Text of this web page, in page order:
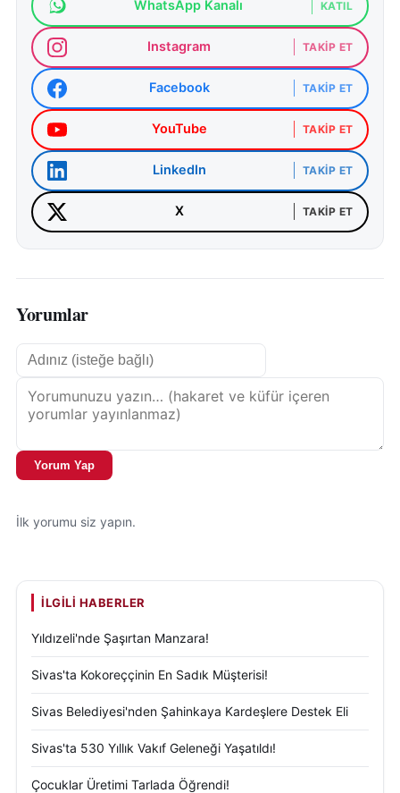
çevresindeki kış manzaralarının bir süre daha devam
etmesine neden olacağı belirtiliyor.
WhatsApp Kanalı KATIL
Instagram TAKIP ET
Facebook TAKIP ET
YouTube TAKIP ET
LinkedIn TAKIP ET
X TAKIP ET
Yorumlar
Yorum Yap
İlk yorumu siz yapın.
İLGILI HABERLER
Yıldızeli'nde Şaşırtan Manzara!
Sivas'ta Kokoreççinin En Sadık Müşterisi!
Sivas Belediyesi'nden Şahinkaya Kardeşlere Destek Eli
Sivas'ta 530 Yıllık Vakıf Geleneği Yaşatıldı!
Çocuklar Üretimi Tarlada Öğrendi!